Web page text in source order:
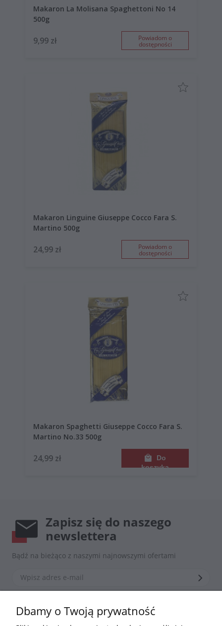
Makaron La Molisana Spaghettoni No 14
500g
9,99 zł Powiadom o
dostępności
Makaron Linguine Giuseppe Cocco Fara S.
Martino 500g
24,99 zł Powiadom o
dostępności
Makaron Spaghetti Giuseppe Cocco Fara S.
Martino No.33 500g
24,99 zł
Do
koszyka
Zapisz się do naszego
newslettera
Bądź na bieżąco z naszymi najnowszymi ofertami
*Zapisując się zgadzasz się z nasząpolityką prywatności
Dbamy o Twoją prywatność